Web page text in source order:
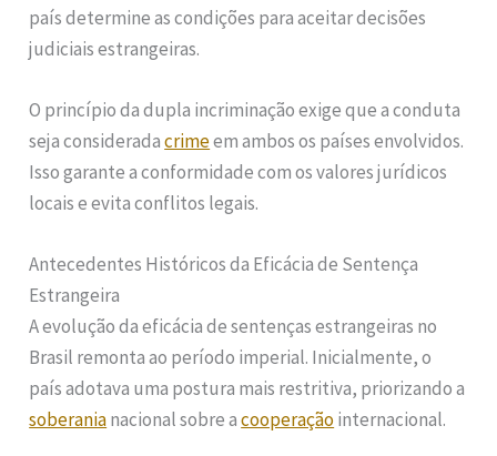
país determine as condições para aceitar decisões
judiciais estrangeiras.
O princípio da dupla incriminação exige que a conduta
seja consideradacrimeem ambos os países envolvidos.
Isso garante a conformidade com os valores jurídicos
locais e evita conflitos legais.
Antecedentes Históricos da Eficácia de Sentença
Estrangeira
A evolução da eficácia de sentenças estrangeiras no
Brasil remonta ao período imperial. Inicialmente, o
país adotava uma postura mais restritiva, priorizando a
soberanianacional sobre acooperaçãointernacional.